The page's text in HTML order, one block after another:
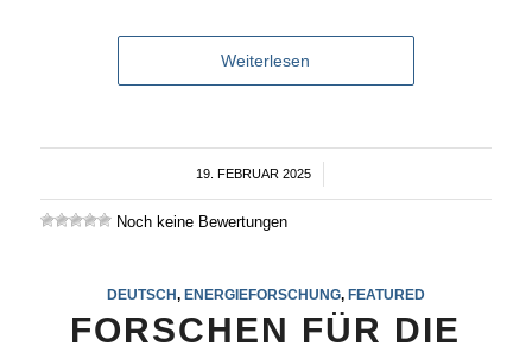
Weiterlesen
19. FEBRUAR 2025
/
Noch keine Bewertungen
DEUTSCH, ENERGIEFORSCHUNG, FEATURED
FORSCHEN FÜR DIE